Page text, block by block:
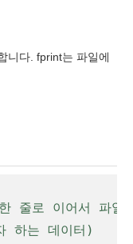
니다. fprint는 파일에
로 이어서 파일
하는 데이터)